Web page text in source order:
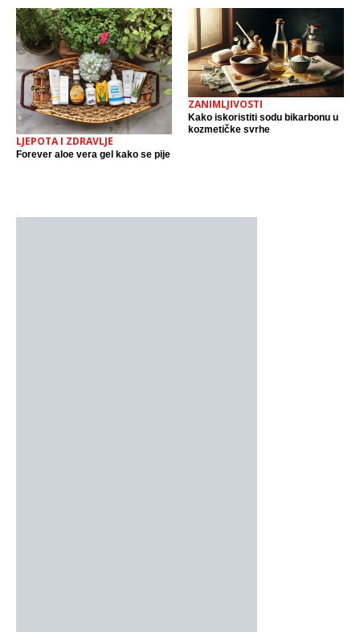
LJEPOTA I ZDRAVLJE
Forever aloe vera gel kako se pije
ZANIMLJIVOSTI
Kako iskoristiti sodu bikarbonu u
kozmetičke svrhe